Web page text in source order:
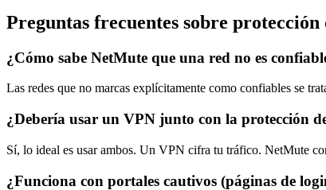
Preguntas frecuentes sobre protección
¿Cómo sabe NetMute que una red no es
Las redes que no marcas explícitamente como confiables se
¿Debería usar un VPN junto con la protección
Sí, lo ideal es usar ambos. Un VPN cifra tu tráfico. NetMute
¿Funciona con portales cautivos (páginas de